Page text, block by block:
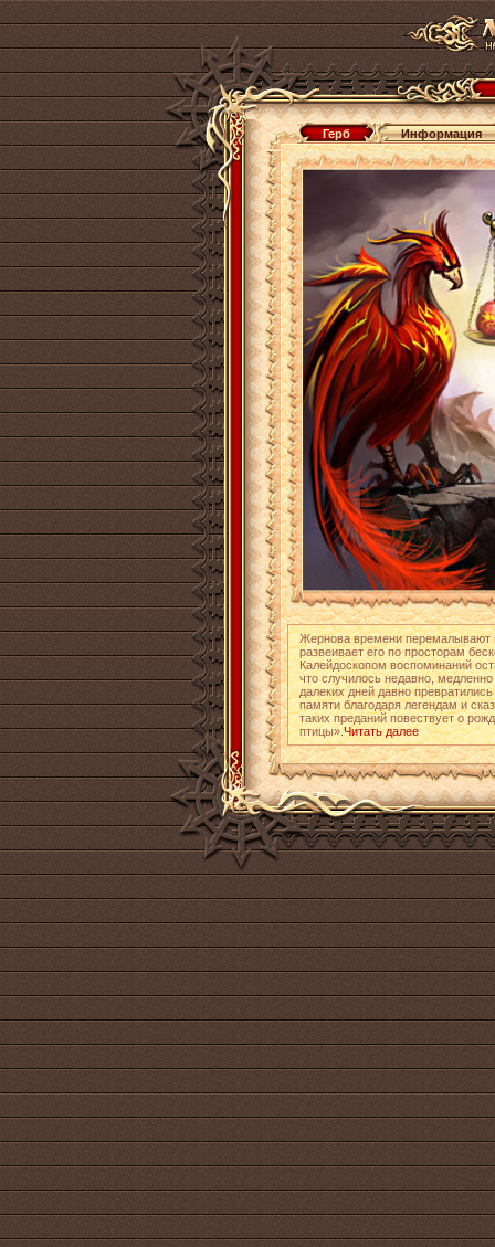
Герб Информация
Жернова времени перемалывают
развеивает его по просторам
Калейдоскопом воспоминаний
что случилось недавно,
далеких дней давно
памяти благодаря легендам и
таких преданий повествует о
птицы».Читать далее